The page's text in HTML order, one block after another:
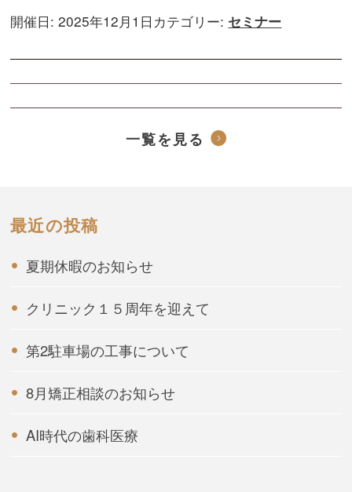
開催日: 2025年12月1日 カテゴリー: セミナー
一覧を見る
最近の投稿
夏期休暇のお知らせ
クリニック１５周年を迎えて
第2駐車場の工事について
8月矯正相談のお知らせ
AI時代の歯科医療